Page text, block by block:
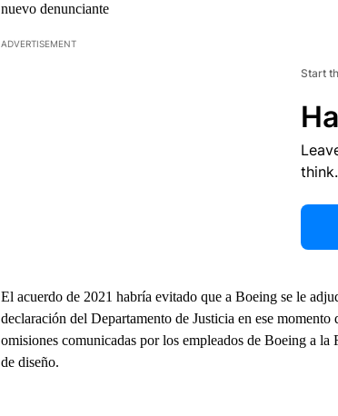
nuevo denunciante
ADVERTISEMENT
Start
think.
El acuerdo de 2021 habría evitado que a Boeing se le
declaración del Departamento de Justicia en ese momento
omisiones comunicadas por los empleados de Boeing a
de diseño.